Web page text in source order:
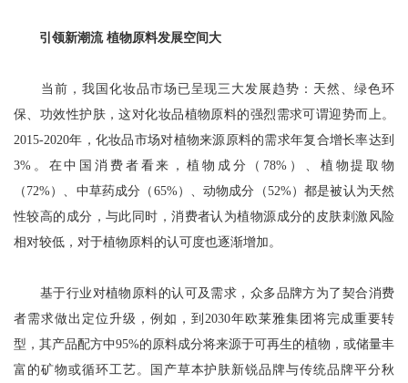
引领新潮流 植物原料发展空间大
当前，我国化妆品市场已呈现三大发展趋势：天然、绿色环
保、功效性护肤，这对化妆品植物原料的强烈需求可谓迎势而上。
2015-2020年，化妆品市场对植物来源原料的需求年复合增长率达到
3%。在中国消费者看来，植物成分（78%）、植物提取物
（72%）、中草药成分（65%）、动物成分（52%）都是被认为天然
性较高的成分，与此同时，消费者认为植物源成分的皮肤刺激风险
相对较低，对于植物原料的认可度也逐渐增加。
基于行业对植物原料的认可及需求，众多品牌方为了契合消费
者需求做出定位升级，例如，到2030年欧莱雅集团将完成重要转
型，其产品配方中95%的原料成分将来源于可再生的植物，或储量丰
富的矿物或循环工艺。国产草本护肤新锐品牌与传统品牌平分秋